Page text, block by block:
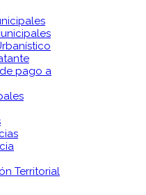
pago a
Territorial